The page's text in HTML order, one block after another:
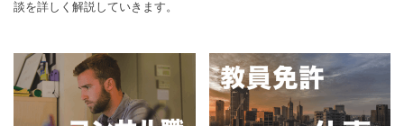
談を詳しく解説していきます。